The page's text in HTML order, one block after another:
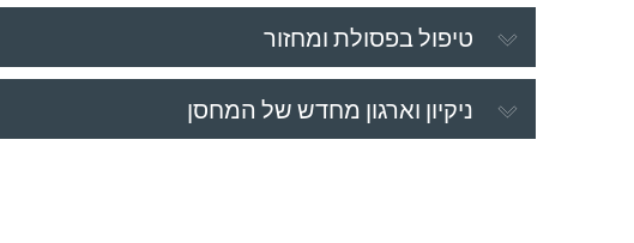
טיפול בפסולת ומחזור
ניקיון וארגון מחדש של המחסן